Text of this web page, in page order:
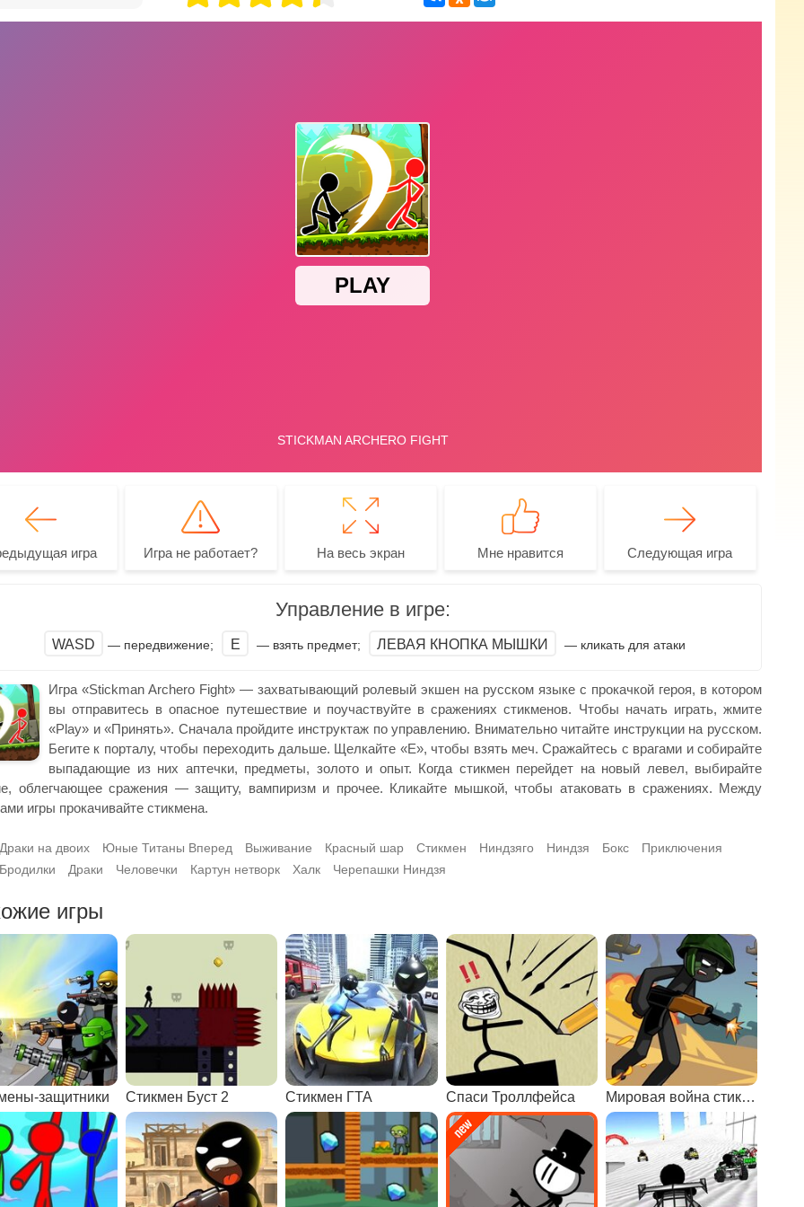
игра Игра не работает? На весь экран Мне нравится Следующая игра
Управление в игре:
WASD — передвижение; E — взять предмет; ЛЕВАЯ КНОПКА МЫШКИ — кликать для атаки
Игра «Stickman Archero Fight» — захватывающий ролевый экшен на русском языке с прокачкой героя, в котором
вы отправитесь в опасное путешествие и поучаствуйте в сражениях стикменов. Чтобы начать играть, жмите
«Play» и «Принять». Сначала пройдите инструктаж по управлению. Внимательно читайте инструкции на русском.
Бегите к порталу, чтобы переходить дальше. Щелкайте «Е», чтобы взять меч. Сражайтесь с врагами и собирайте
выпадающие из них аптечки, предметы, золото и опыт. Когда стикмен перейдет на новый левел, выбирайте
облегчающее сражения — защиту, вампиризм и прочее. Кликайте мышкой, чтобы атаковать в сражениях. Между
игры прокачивайте стикмена.
Драки на двоих Юные Титаны Вперед Выживание Красный шар Стикмен Ниндзяго Ниндзя Бокс
Приключения
Бродилки
Драки Человечки Картун нетворк Халк Черепашки Ниндзя
игры
защитники Стикмен Буст 2 Стикмен ГТА Спаси Троллфейса Мировая война стикменов